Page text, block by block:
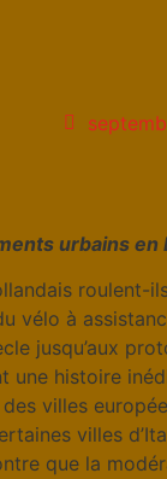
urbains
vélo à
jusqu’aux
une histoire
villes
villes
que la